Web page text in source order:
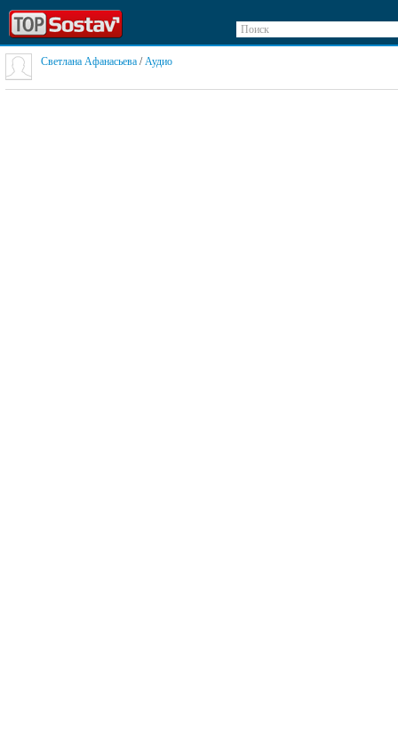
Поиск
Светлана Афанасьева /Аудио